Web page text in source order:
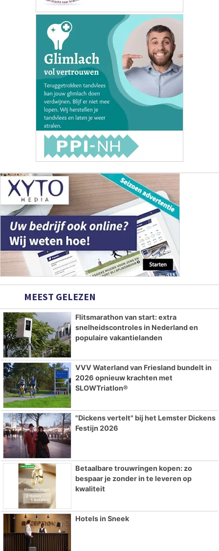
MEEST GELEZEN
Flitsmarathon van start: extra
snelheidscontroles in Nederland en
populaire vakantielanden
VVV Waterland van Friesland bundelt in
2026 opnieuw krachten met
SLOWTriatlon®
"Dickens vertelt" bij het Lemster Dickens
Festijn 2026
Betaalbare trouwringen kopen: zo
bespaar je zonder in te leveren op
kwaliteit
Hotels in Sneek